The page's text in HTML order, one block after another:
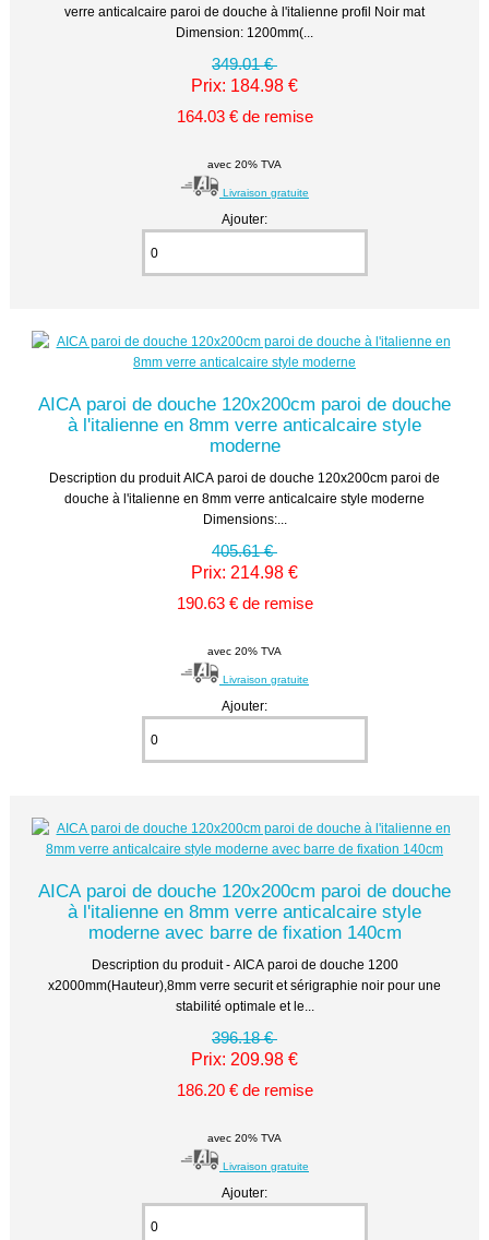
verre anticalcaire paroi de douche à l'italienne profil Noir mat
Dimension: 1200mm(...
349.01 €
Prix: 184.98 €
164.03 € de remise
avec 20% TVA
Livraison gratuite
Ajouter:
AICA paroi de douche 120x200cm paroi de douche
à l'italienne en 8mm verre anticalcaire style
moderne
Description du produit AICA paroi de douche 120x200cm paroi de
douche à l'italienne en 8mm verre anticalcaire style moderne
Dimensions:...
405.61 €
Prix: 214.98 €
190.63 € de remise
avec 20% TVA
Livraison gratuite
Ajouter:
AICA paroi de douche 120x200cm paroi de douche
à l'italienne en 8mm verre anticalcaire style
moderne avec barre de fixation 140cm
Description du produit - AICA paroi de douche 1200
x2000mm(Hauteur),8mm verre securit et sérigraphie noir pour une
stabilité optimale et le...
396.18 €
Prix: 209.98 €
186.20 € de remise
avec 20% TVA
Livraison gratuite
Ajouter: